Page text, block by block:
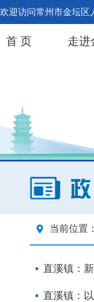
欢迎访问常州市金坛区
首 页 走进
当前位置
直溪镇：
直溪镇：